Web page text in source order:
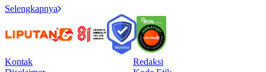
Selengkapnya
Kontak
Redaksi